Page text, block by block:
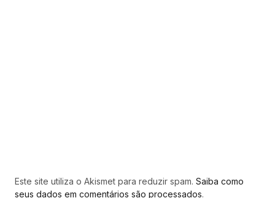
Este site utiliza o Akismet para reduzir spam. Saiba como
seus dados em comentários são processados.